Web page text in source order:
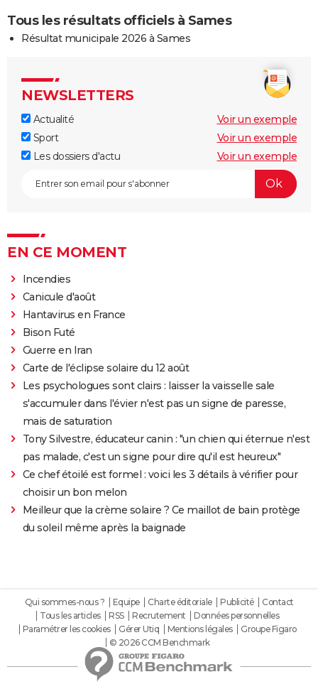
Tous les résultats officiels à Sames
Résultat municipale 2026 à Sames
NEWSLETTERS
Actualité
Voir un exemple
Sport
Voir un exemple
Les dossiers d'actu
Voir un exemple
EN CE MOMENT
Incendies
Canicule d'août
Hantavirus en France
Bison Futé
Guerre en Iran
Carte de l'éclipse solaire du 12 août
Les psychologues sont clairs : laisser la vaisselle sale
s'accumuler dans l'évier n'est pas un signe de paresse,
mais de saturation
Tony Silvestre, éducateur canin : "un chien qui éternue n'est
pas malade, c'est un signe pour dire qu'il est heureux"
Ce chef étoilé est formel : voici les 3 détails à vérifier pour
choisir un bon melon
Meilleur que la crème solaire ? Ce maillot de bain protège
du soleil même après la baignade
Qui sommes-nous ? Equipe Charte éditoriale Publicité
Contact
Tous les articles
RSS Recrutement
Données personnelles
Paramétrer les cookies
Gérer Utiq Mentions légales
Groupe Figaro
© 2026 CCM Benchmark